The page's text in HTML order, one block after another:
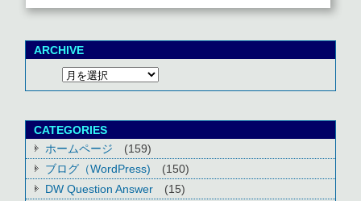
ARCHIVE
CATEGORIES
ホームページ
(159)
ブログ（WordPress)
(150)
DW Question Answer
(15)